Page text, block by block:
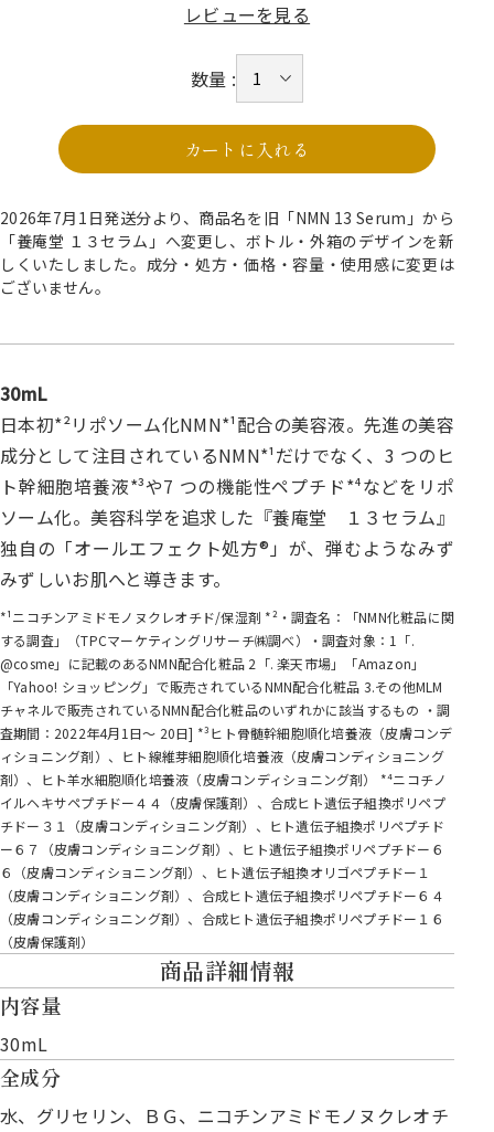
レビューを見る
数量 :
カートに入れる
2026年7月1日発送分より、商品名を旧「NMN 13 Serum」から
「養庵堂 １３セラム」へ変更し、ボトル・外箱のデザインを新
しくいたしました。成分・処方・価格・容量・使用感に変更は
ございません。
30mL
日本初*²リポソーム化NMN*¹配合の美容液。先進の美容
成分として注目されているNMN*¹だけでなく、3 つのヒ
ト幹細胞培養液*³や7 つの機能性ペプチド*⁴などをリポ
ソーム化。美容科学を追求した『養庵堂 １３セラム』
独自の「オールエフェクト処方®」が、弾むようなみず
みずしいお肌へと導きます。
*¹ニコチンアミドモノヌクレオチド/保湿剤 *²・調査名：「NMN化粧品に関
する調査」（TPCマーケティングリサーチ㈱調べ）・調査対象：1「.
@cosme」に記載のあるNMN配合化粧品 2「. 楽天市場」「Amazon」
「Yahoo! ショッピング」で販売されているNMN配合化粧品 3.その他MLM
チャネルで販売されているNMN配合化粧品のいずれかに該当するもの ・調
査期間：2022年4月1日～ 20日] *³ヒト骨髄幹細胞順化培養液（皮膚コンデ
ィショニング剤）、ヒト線維芽細胞順化培養液（皮膚コンディショニング
剤）、ヒト羊水細胞順化培養液（皮膚コンディショニング剤） *⁴ニコチノ
イルヘキサペプチドー４４（皮膚保護剤）、合成ヒト遺伝子組換ポリペプ
チドー３１（皮膚コンディショニング剤）、ヒト遺伝子組換ポリペプチド
ー６７（皮膚コンディショニング剤）、ヒト遺伝子組換ポリペプチドー６
６（皮膚コンディショニング剤）、ヒト遺伝子組換オリゴペプチドー１
（皮膚コンディショニング剤）、合成ヒト遺伝子組換ポリペプチドー６４
（皮膚コンディショニング剤）、合成ヒト遺伝子組換ポリペプチドー１６
（皮膚保護剤）
商品詳細情報
内容量
30mL
全成分
水、グリセリン、ＢＧ、ニコチンアミドモノヌクレオチ